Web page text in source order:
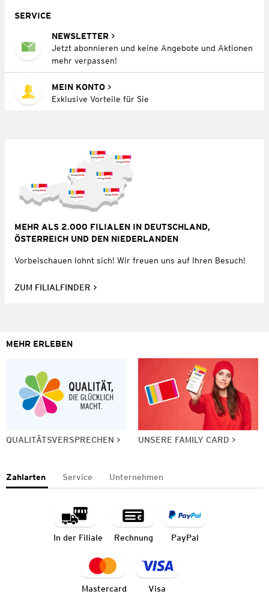
SERVICE
NEWSLETTER
Jetzt abonnieren und keine Angebote und Aktionen
mehr verpassen!
MEIN KONTO
Exklusive Vorteile für Sie
MEHR ALS 2.000 FILIALEN IN DEUTSCHLAND,
ÖSTERREICH UND DEN NIEDERLANDEN
Vorbeischauen lohnt sich! Wir freuen uns auf Ihren Besuch!
ZUM FILIALFINDER
MEHR ERLEBEN
QUALITÄTSVERSPRECHEN UNSERE FAMILY CARD
Zahlarten Service Unternehmen
In der Filiale Rechnung PayPal
Mastercard Visa